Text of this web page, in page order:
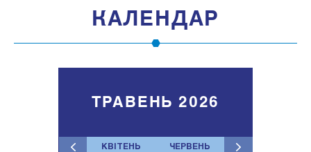
КАЛЕНДАР
КВІТЕНЬ ЧЕРВЕНЬ
ТРАВЕНЬ 2026